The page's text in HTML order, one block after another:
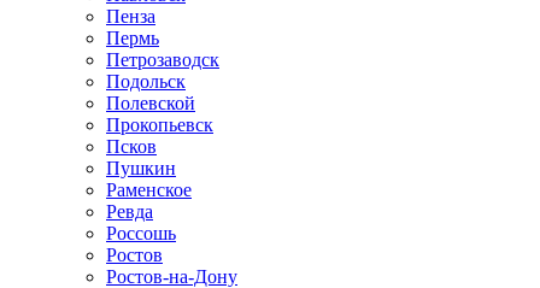
Пенза
Пермь
Петрозаводск
Подольск
Полевской
Прокопьевск
Псков
Пушкин
Раменское
Ревда
Россошь
Ростов
Ростов-на-Дону